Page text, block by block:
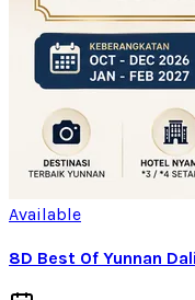
Available
8D Best Of Yunnan